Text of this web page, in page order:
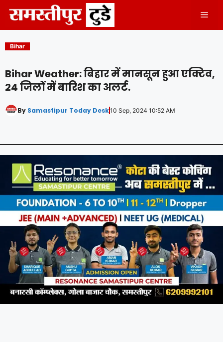
content
Bihar
Bihar Weather: बिहार में मानसून हुआ एक्टिव,
24 जिलों में बारिश का अलर्ट.
By Samastipur Today Desk10 Sep, 2024 10:52 AM